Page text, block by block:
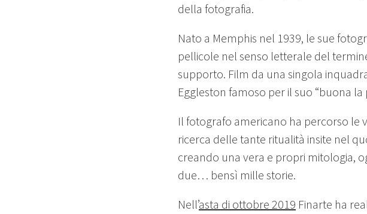
della fotografia.
Nato a Memphis nel 1939, le sue
pellicole nel senso letterale del
supporto. Film da una singola
Eggleston famoso per il suo “buona la
Il fotografo americano ha percorso le
ricerca delle tante ritualità insite nel
creando una vera e propri mitologia,
due… bensì mille storie.
Nell’asta di ottobre 2019 Finarte ha